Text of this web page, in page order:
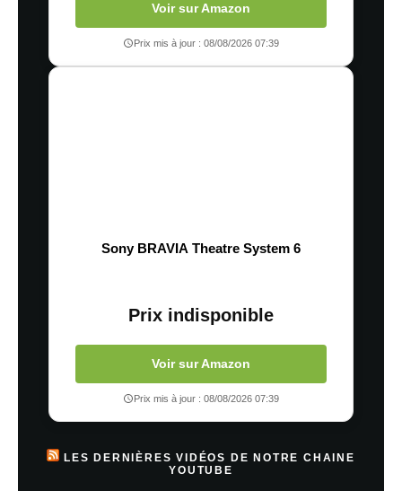
Voir sur Amazon
Prix mis à jour : 08/08/2026 07:39
Sony BRAVIA Theatre System 6
Prix indisponible
Voir sur Amazon
Prix mis à jour : 08/08/2026 07:39
LES DERNIÈRES VIDÉOS DE NOTRE CHAINE
YOUTUBE